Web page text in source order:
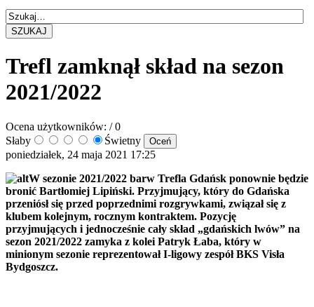
SZUKAJ
Trefl zamknął skład na sezon
2021/2022
Ocena użytkowników: / 0
Słaby
Świetny
poniedziałek, 24 maja 2021 17:25
W sezonie 2021/2022 barw Trefla Gdańsk ponownie będzie
bronić Bartłomiej Lipiński. Przyjmujący, który do Gdańska
przeniósł się przed poprzednimi rozgrywkami, związał się z
klubem kolejnym, rocznym kontraktem. Pozycję
przyjmujących i jednocześnie cały skład „gdańskich lwów” na
sezon 2021/2022 zamyka z kolei Patryk Łaba, który w
minionym sezonie reprezentował I-ligowy zespół BKS Visła
Bydgoszcz.